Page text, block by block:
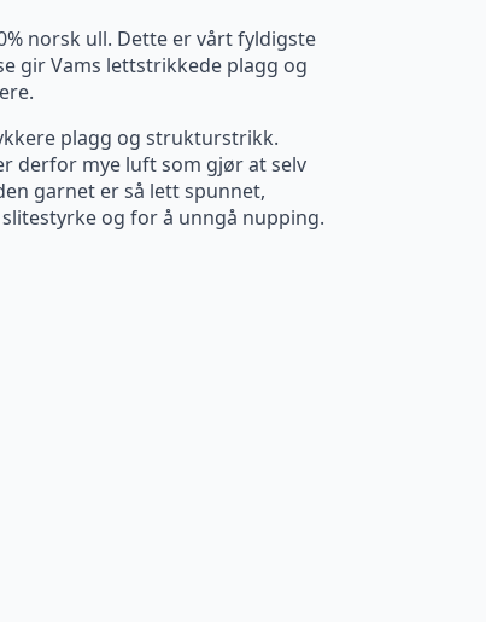
norsk ull. Dette er vårt fyldigste
gir Vams lettstrikkede plagg og
plagg og strukturstrikk.
derfor mye luft som gjør at selv
garnet er så lett spunnet,
og for å unngå nupping.